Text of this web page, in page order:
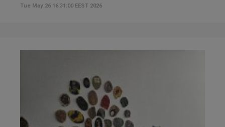
Tue May 26 16:31:00 EEST 2026